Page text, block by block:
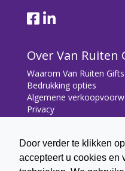
Door verder te klikken
accepteert u cookies en
Over Van Ruiten
Waarom Van Ruiten Gifts
Bedrukking opties
Algemene
Privacy
Contact
Contact